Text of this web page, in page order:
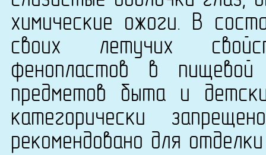
химические ожоги. В
своих летучих
фенопластов в пищевой
предметов быта и
категорически
рекомендовано для